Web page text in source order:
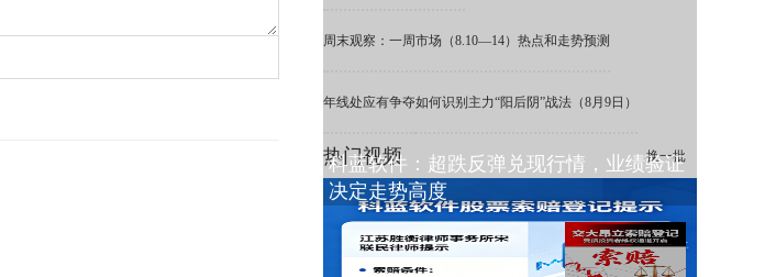
周末观察：一周市场（8.10—14）热点和走势预测
年线处应有争夺如何识别主力“阳后阴”战法（8月9日）
热门视频 换一批
科蓝软件：超跌反弹兑现行情，业绩验证
决定走势高度
ST 交大昂立：利空出清，困境
之下重估价值